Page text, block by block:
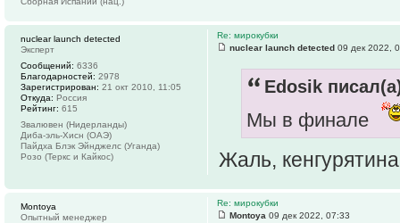
Re: мирокубки
nuclear launch detected 09 дек 2022,
Edosik
Мы в финале
Жаль,
nuclear launch detected
Эксперт
Сообщений: 6336
Благодарностей: 2978
Зарегистрирован: 21 окт 2010, 11:05
Откуда: Россия
Рейтинг: 615
Звалювен (Нидерланды)
Диба-эль-Хисн (ОАЭ)
Пайдха Блэк Эйнджелс (Уганда)
Розо (Теркс и Кайкос)
Re: мирокубки
Montoya 09 дек 2022, 07:33
Montoya
Опытный менеджер